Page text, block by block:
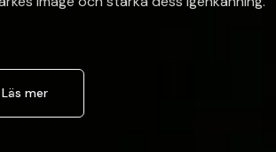
Läs mer